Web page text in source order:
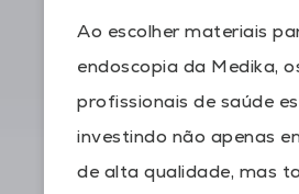
Ao escolher materiais
endoscopia da Medika,
profissionais de saúde
investindo não apenas
de alta qualidade, mas